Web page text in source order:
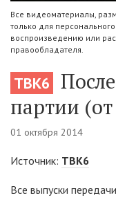
Все видеоматериалы,
только для
воспроизведению или
правообладателя.
ТВК6
партии (от
01 октября 2014
Источник: ТВК6
Все выпуски передачи